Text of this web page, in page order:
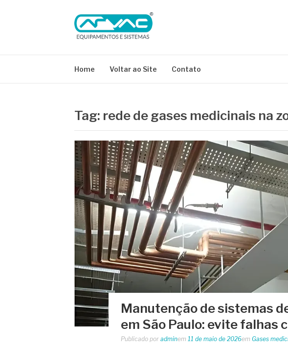
BLOG ARVAC
Home Voltar ao Site Contato
Tag: rede de gases medicinais na
Manutenção de sistemas
em São Paulo: evite falhas
Publicado por adminem 11 de maio de 2026em Gases